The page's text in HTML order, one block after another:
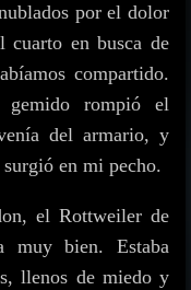
por el dolor
cuarto en busca de
compartido.
gemido rompió el
del armario, y
en mi pecho.
el Rottweiler de
muy bien. Estaba
llenos de miedo y